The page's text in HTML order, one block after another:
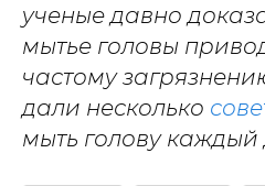
ученые давно
мытье головы
частому
дали несколько
мыть голову каждый